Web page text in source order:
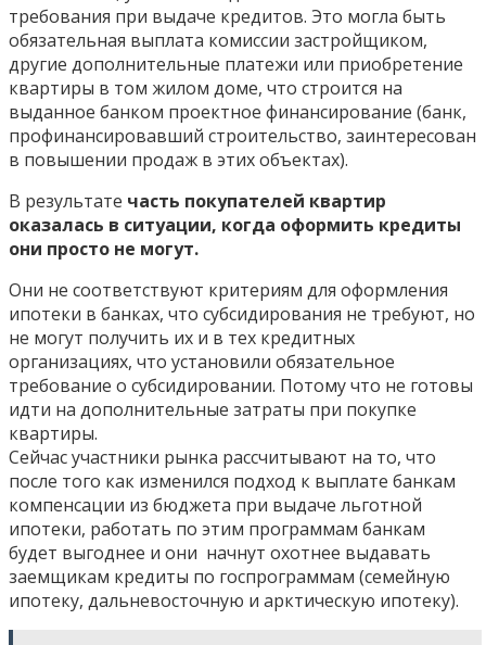
требования при выдаче кредитов. Это могла быть
обязательная выплата комиссии застройщиком,
другие дополнительные платежи или приобретение
квартиры в том жилом доме, что строится на
выданное банком проектное финансирование (банк,
профинансировавший строительство, заинтересован
в повышении продаж в этих объектах).
В результате часть покупателей квартир
оказалась в ситуации, когда оформить кредиты
они просто не могут.
Они не соответствуют критериям для оформления
ипотеки в банках, что субсидирования не требуют, но
не могут получить их и в тех кредитных
организациях, что установили обязательное
требование о субсидировании. Потому что не готовы
идти на дополнительные затраты при покупке
квартиры.
Сейчас участники рынка рассчитывают на то, что
после того как изменился подход к выплате банкам
компенсации из бюджета при выдаче льготной
ипотеки, работать по этим программам банкам
будет выгоднее и они начнут охотнее выдавать
заемщикам кредиты по госпрограммам (семейную
ипотеку, дальневосточную и арктическую ипотеку).